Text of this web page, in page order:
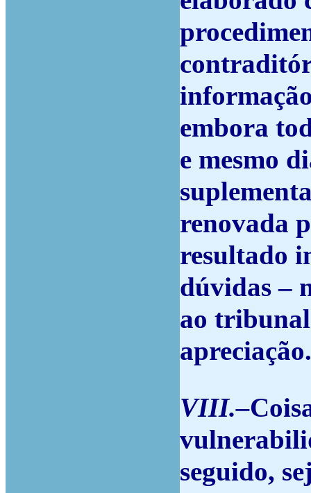
embora
e mesmo
renovada
resultado
dúvidas –
ao
apreciação.
VIII.–
seguido,